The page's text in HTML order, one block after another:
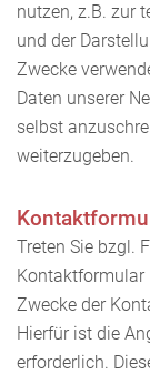
nutzen, z.B. zur
und der
Zwecke
Daten unserer
selbst
weiterzugeben.
Treten Sie bzgl.
Kontaktformular
Zwecke der
Hierfür ist die
erforderlich.